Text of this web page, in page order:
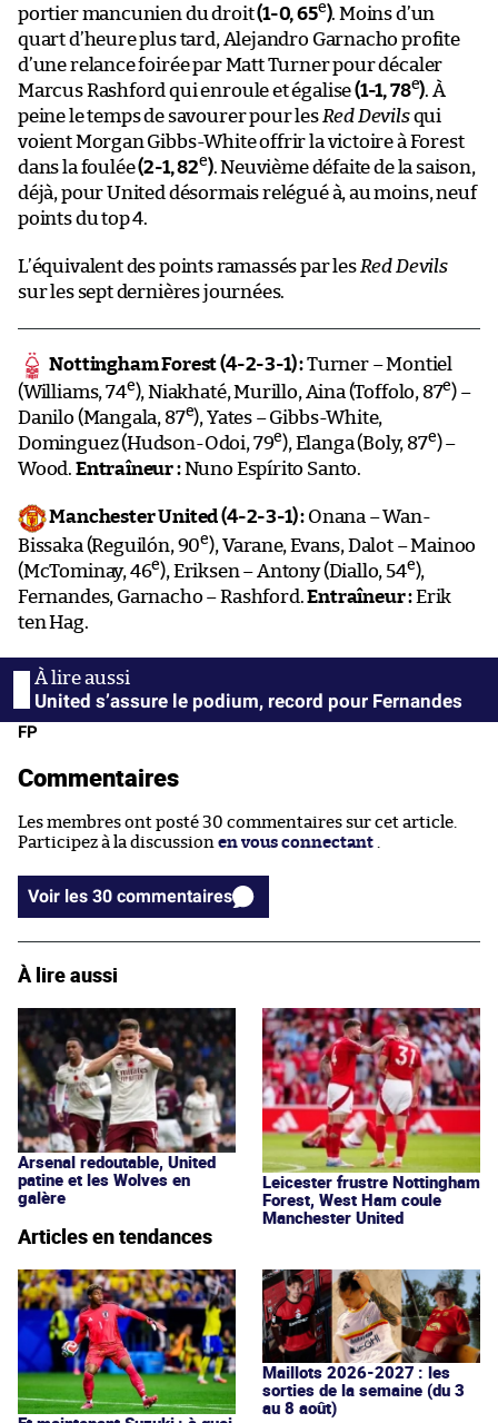
portier mancunien du droit(1-0, 65e). Moins d’un
quart d’heure plus tard, Alejandro Garnacho profite
d’une relance foirée par Matt Turner pour décaler
Marcus Rashford qui enroule et égalise(1-1, 78e). À
peine le temps de savourer pour les Red Devilsqui
voient Morgan Gibbs-White offrir la victoire à Forest
dans la foulée(2-1, 82e). Neuvième défaite de la saison,
déjà, pour United désormais relégué à, au moins, neuf
points du top 4.
L’équivalent des points ramassés par les Red Devils
sur les sept dernières journées.
Nottingham Forest (4-2-3-1) :Turner – Montiel
(Williams, 74e), Niakhaté, Murillo, Aina (Toffolo, 87e) –
Danilo (Mangala, 87e), Yates – Gibbs-White,
Dominguez (Hudson-Odoi, 79e), Elanga (Boly, 87e) –
Wood. Entraîneur :Nuno Espírito Santo.
Manchester United (4-2-3-1) : Onana – Wan-
Bissaka (Reguilón, 90e), Varane, Evans, Dalot – Mainoo
(McTominay, 46e), Eriksen – Antony (Diallo, 54e),
Fernandes, Garnacho – Rashford.Entraîneur :Erik
ten Hag.
United s’assure le podium, record pour Fernandes
FP
Commentaires
Les membres ont posté 30 commentaires sur cet article.
Participez à la discussion en vous connectant
Voir les 30 commentaires
À lire aussi
Arsenal redoutable, United
patine et les Wolves en
galère
Leicester frustre Nottingham
Forest, West Ham coule
Manchester United
Articles en tendances
Maillots 2026-2027 : les
sorties de la semaine (du 3
au 8 août)